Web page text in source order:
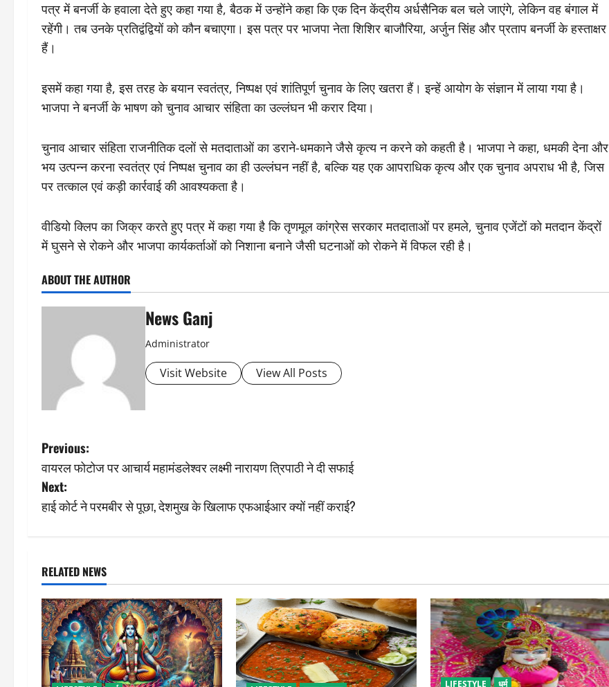
पत्र में बनर्जी के हवाला देते हुए कहा गया है, बैठक में उन्होंने कहा कि एक दिन केंद्रीय अर्धसैनिक बल चले जाएंगे, लेकिन वह बंगाल में
रहेंगी। तब उनके प्रतिद्वंद्वियों को कौन बचाएगा। इस पत्र पर भाजपा नेता शिशिर बाजौरिया, अर्जुन सिंह और प्रताप बनर्जी के हस्ताक्षर
हैं।
इसमें कहा गया है, इस तरह के बयान स्वतंत्र, निष्पक्ष एवं शांतिपूर्ण चुनाव के लिए खतरा हैं। इन्हें आयोग के संज्ञान में लाया गया है।
भाजपा ने बनर्जी के भाषण को चुनाव आचार संहिता का उल्लंघन भी करार दिया।
चुनाव आचार संहिता राजनीतिक दलों से मतदाताओं का डराने-धमकाने जैसे कृत्य न करने को कहती है। भाजपा ने कहा, धमकी देना और
भय उत्पन्न करना स्वतंत्र एवं निष्पक्ष चुनाव का ही उल्लंघन नहीं है, बल्कि यह एक आपराधिक कृत्य और एक चुनाव अपराध भी है, जिस
पर तत्काल एवं कड़ी कार्रवाई की आवश्यकता है।
वीडियो क्लिप का जिक्र करते हुए पत्र में कहा गया है कि तृणमूल कांग्रेस सरकार मतदाताओं पर हमले, चुनाव एजेंटों को मतदान केंद्रों
में घुसने से रोकने और भाजपा कार्यकर्ताओं को निशाना बनाने जैसी घटनाओं को रोकने में विफल रही है।
ABOUT THE AUTHOR
News Ganj
Administrator
Visit Website View All Posts
P
o
s
n
a
v
i
Previous:
वायरल फोटोज पर आचार्य महामंडलेश्वर लक्ष्मी नारायण त्रिपाठी ने दी सफाई
Next:
हाई कोर्ट ने परमबीर से पूछा, देशमुख के खिलाफ एफआईआर क्यों नहीं कराई?
RELATED NEWS
LIFESTYLE धर्म